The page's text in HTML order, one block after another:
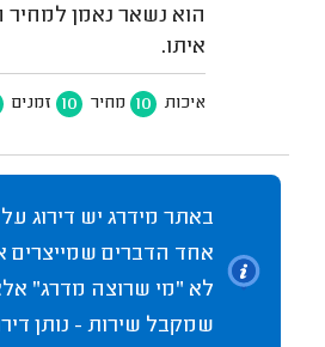
הוא נשאר נאמן
איתו.
איכות 10 מחיר 10 זמנים
באתר מידרג יש דירוג
אחד הדברים שמייצרים
לא "מי שרוצה מדרג"
שמקבל שירות - נותן